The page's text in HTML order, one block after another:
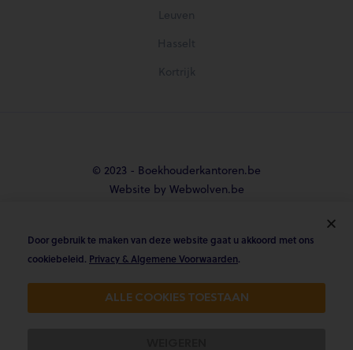
Leuven
Hasselt
Kortrijk
© 2023 - Boekhouderkantoren.be
Website by Webwolven.be
  
Gemiddelde klantbeoordeling
4.8/5 op Trustpilot & 4.9/5 op google
Door gebruik te maken van deze website gaat u akkoord met ons
cookiebeleid. Privacy & Algemene Voorwaarden.
ALLE COOKIES TOESTAAN